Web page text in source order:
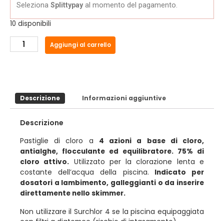
Seleziona Splittypay al momento del pagamento.
10 disponibili
Aggiungi al carrello
Descrizione Informazioni aggiuntive
Descrizione
Pastiglie di cloro a 4 azioni a base di cloro,
antialghe, flocculante ed equilibratore. 75% di
cloro attivo. Utilizzato per la clorazione lenta e
costante dell’acqua della piscina. Indicato per
dosatori a lambimento, galleggianti o da inserire
direttamente nello skimmer.
Non utilizzare il Surchlor 4 se la piscina equipaggiata